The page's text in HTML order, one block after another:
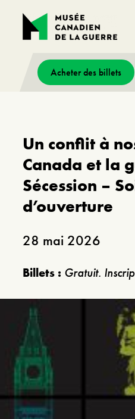
Acheter des billets
Un conflit à
Canada et la
Sécession –
d’ouverture
28 mai 2026
Billets : Gratuit.